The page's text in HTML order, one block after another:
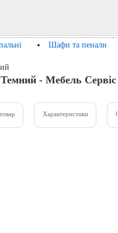
Шафи та пенали
- Мебель Сервіс
Характеристики